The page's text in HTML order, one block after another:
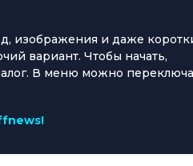
изображения и даже
вариант. Чтобы начать,
В меню можно